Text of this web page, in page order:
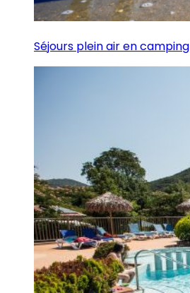
Séjours plein air en camping